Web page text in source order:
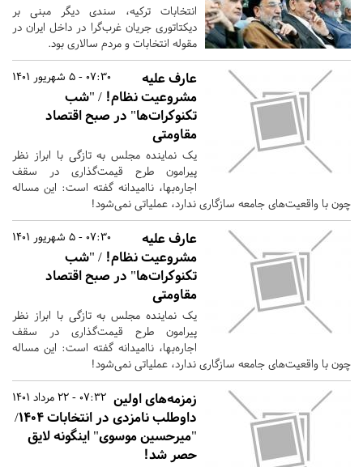
انتخابات ترکیه، سندی دیگر مبنی بر
دیکتاتوری جریان غرب‌گرا در داخل ایران در
مقوله انتخابات و مردم سالاری بود.
07:30 - 5 شهریور 1401
عارف علیه
مشروعیت نظام! / "شب
تکنوکرات‌ها" در صبح اقتصاد
مقاومتی
یک نماینده مجلس به تازگی با ابراز نظر
پیرامون طرح قیمت‌گذاری در سقف
اجاره‌بها، ناامیدانه گفته است: این مساله
چون با واقعیت‌های جامعه سازگاری ندارد، عملیاتی نمی‌شود!
07:30 - 5 شهریور 1401
عارف علیه
مشروعیت نظام! / "شب
تکنوکرات‌ها" در صبح اقتصاد
مقاومتی
یک نماینده مجلس به تازگی با ابراز نظر
پیرامون طرح قیمت‌گذاری در سقف
اجاره‌بها، ناامیدانه گفته است: این مساله
چون با واقعیت‌های جامعه سازگاری ندارد، عملیاتی نمی‌شود!
07:32 - 22 مرداد 1401 زمزمه‌های اولین
داوطلب نامزدی در انتخابات ۱۴۰۴/
"میرحسین موسوی" اینگونه لایق
حصر شد!